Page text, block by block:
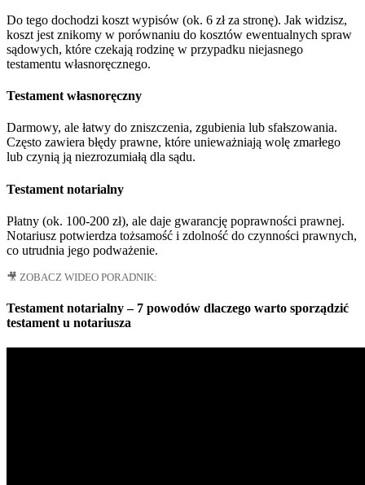
Do tego dochodzi koszt wypisów (ok. 6 zł za stronę). Jak widzisz,
koszt jest znikomy w porównaniu do kosztów ewentualnych spraw
sądowych, które czekają rodzinę w przypadku niejasnego
testamentu własnoręcznego.
Testament własnoręczny
Darmowy, ale łatwy do zniszczenia, zgubienia lub sfałszowania.
Często zawiera błędy prawne, które unieważniają wolę zmarłego
lub czynią ją niezrozumiałą dla sądu.
Testament notarialny
Płatny (ok. 100-200 zł), ale daje gwarancję poprawności prawnej.
Notariusz potwierdza tożsamość i zdolność do czynności prawnych,
co utrudnia jego podważenie.
🎥 ZOBACZ WIDEO PORADNIK:
Testament notarialny – 7 powodów dlaczego warto sporządzić
testament u notariusza